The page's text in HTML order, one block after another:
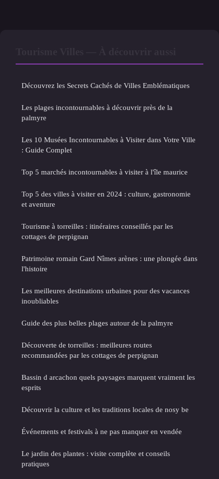
Découvrez les Secrets Cachés de Villes Emblématiques
Les plages incontournables à découvrir près de la
palmyre
Les 10 Musées Incontournables à Visiter dans Votre Ville
: Guide Complet
Top 5 marchés incontournables à visiter à l'île maurice
Top 5 des villes à visiter en 2024 : culture, gastronomie
et aventure
Tourisme à torreilles : itinéraires conseillés par les
cottages de perpignan
Patrimoine romain Gard Nîmes arènes : une plongée dans
l'histoire
Les meilleures destinations urbaines pour des vacances
inoubliables
Guide des plus belles plages autour de la palmyre
Découverte de torreilles : meilleures routes
recommandées par les cottages de perpignan
Bassin d arcachon quels paysages marquent vraiment les
esprits
Découvrir la culture et les traditions locales de nosy be
Événements et festivals à ne pas manquer en vendée
Le jardin des plantes : visite complète et conseils
pratiques